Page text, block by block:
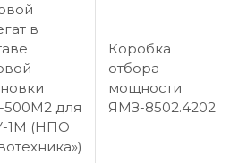
в
500М2 для
1М (НПО
Коробка
отбора
мощности
ЯМЗ-8502.4202